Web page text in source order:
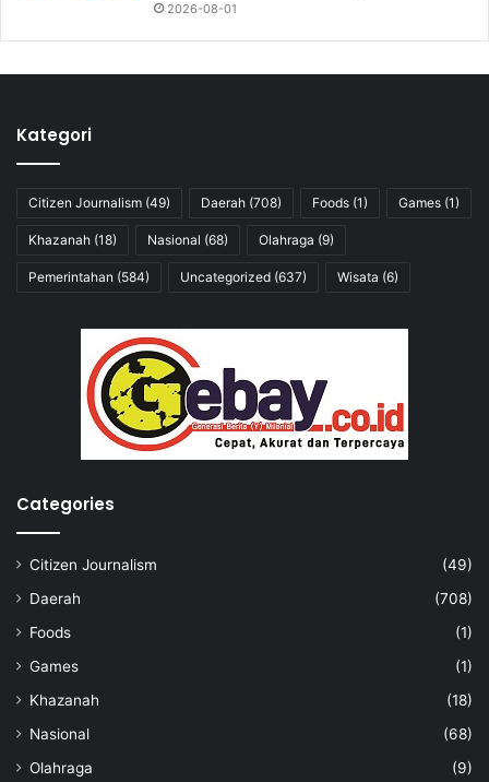
2026-08-01
Kategori
Citizen Journalism (49) Daerah (708) Foods (1) Games (1)
Khazanah (18) Nasional (68) Olahraga (9)
Pemerintahan (584) Uncategorized (637) Wisata (6)
Categories
Citizen Journalism
(49)
Daerah
(708)
Foods
(1)
Games
(1)
Khazanah
(18)
Nasional
(68)
Olahraga
(9)